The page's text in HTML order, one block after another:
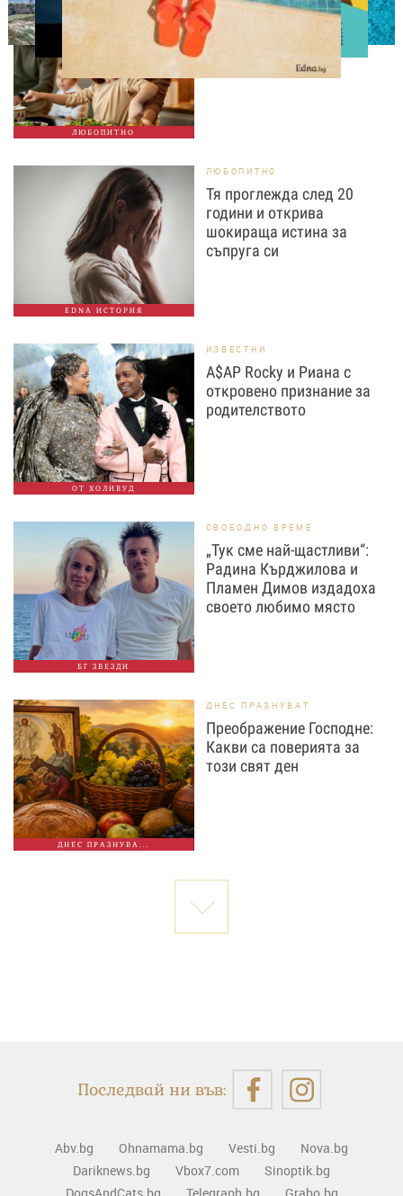
ЛЮБОПИТНО
Тайната на добрата
вечеря не се крие в
сложната рецепта
EDNA ИСТОРИЯ
ЛЮБОПИТНО
Тя проглежда след 20
години и открива
шокираща истина за
съпруга си
ОТ ХОЛИВУД
ИЗВЕСТНИ
A$AP Rocky и Риана с
откровено признание за
родителството
БГ ЗВЕЗДИ
СВОБОДНО ВРЕМЕ
„Тук сме най-щастливи“:
Радина Кърджилова и
Пламен Димов издадоха
своето любимо място
ДНЕС ПРАЗНУВА...
ДНЕС ПРАЗНУВАТ
Преображение Господне:
Какви са поверията за
този свят ден
Последвай ни във:
Abv.bg Ohnamama.bg Vesti.bg
Nova.bg
Dariknews.bg
Vbox7.com
Sinoptik.bg